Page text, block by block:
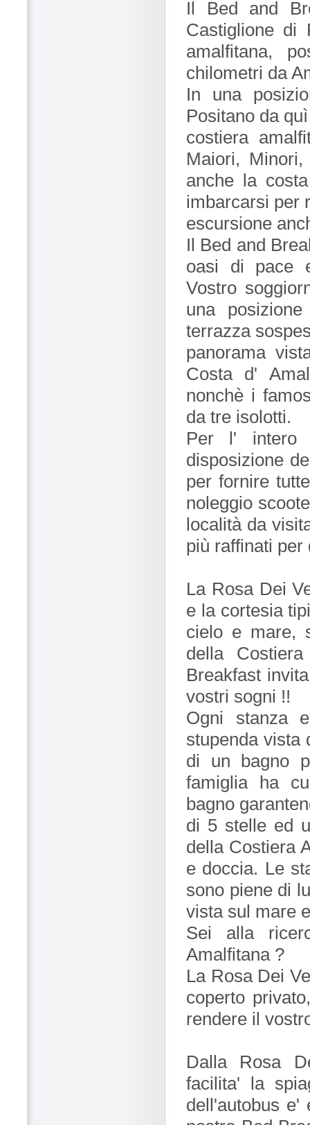
Il Bed and
Castiglione di
amalfitana,
chilometri da
In una
Positano da
costiera
Maiori,
anche la
imbarcarsi per
escursione
Il Bed and
oasi di pace
Vostro
una
terrazza
panorama
Costa d'
nonchè i
da tre isolotti.
Per l' intero
disposizione
per fornire
noleggio
località da
più raffinati per
La Rosa Dei
e la cortesia
cielo e mare,
della
Breakfast
vostri sogni !!
Ogni stanza
stupenda vista
di un bagno
famiglia ha
bagno
di 5 stelle ed
della Costiera
e doccia. Le
sono piene di
vista sul mare
Sei alla
Amalfitana ?
La Rosa Dei
coperto
rendere il
Dalla Rosa
facilita' la
dell'autobus e'